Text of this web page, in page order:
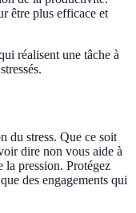
être plus efficace et
réalisent une tâche à
du stress. Que ce soit
dire non vous aide à
la pression. Protégez
des engagements qui